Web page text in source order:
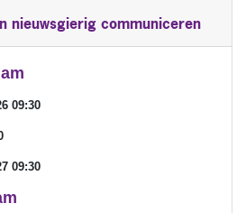
nieuwsgierig communiceren
09:30
09:30